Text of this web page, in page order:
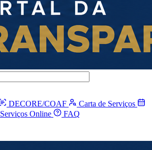
DECORE/COAF
Carta de Serviços
Serviços Online FAQ